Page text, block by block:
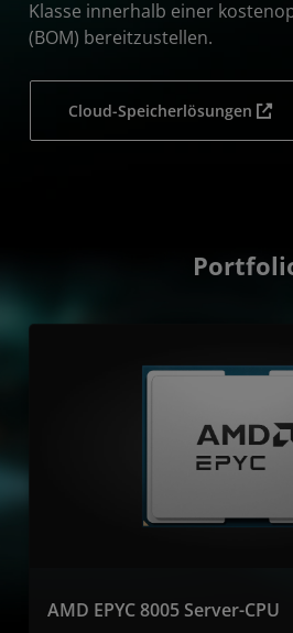
Klasse innerhalb einer
(BOM) bereitzustellen.
Cloud-Speicherlösungen
AMD EPYC 8005 Server-CPU